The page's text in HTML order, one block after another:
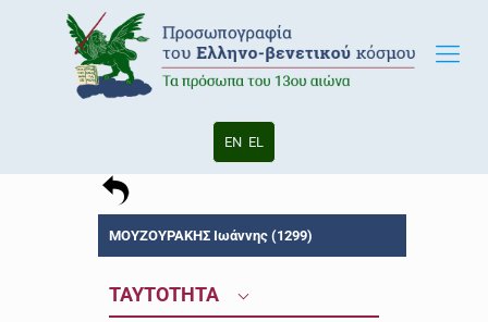
EN EL
ΜΟΥΖΟΥΡΑΚΗΣ Ιωάννης (1299)
ΤΑΥΤΟΤΗΤΑ